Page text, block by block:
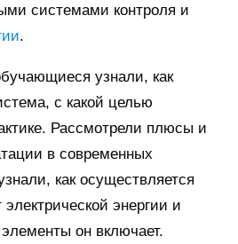
системами контроля и
.
узнали, как
с какой целью
Рассмотрели плюсы и
в современных
как осуществляется
энергии и
он включает.